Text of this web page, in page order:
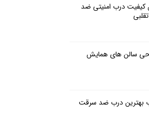
درب امنیتی ضد
سالن های همایش
بهترین درب ضد سرقت